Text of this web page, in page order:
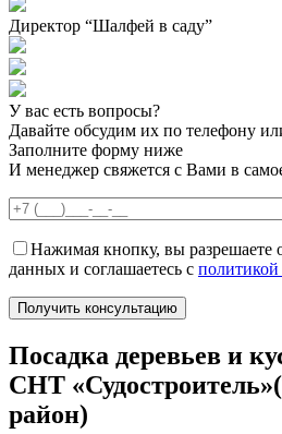
Директор “Шалфей в саду”
У вас есть вопросы?
Давайте обсудим их по телефону
Заполните форму ниже
И менеджер свяжется с Вами в
Нажимая кнопку, вы разрешаете
данных и соглашаетесь с
Посадка деревьев и
СНТ
район)